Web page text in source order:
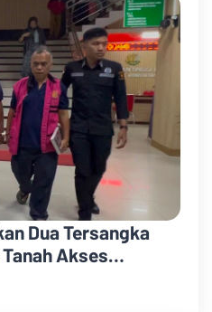
Dua Tersangka
Akses
Ke Penuntut